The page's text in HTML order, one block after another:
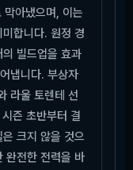
아냈으며, 이는
합니다. 원정 경
빌드업을 효과
냅니다. 부상자
라울 토렌테 선
즌 초반부터 결
크지 않을 것으
완전한 전력을 바